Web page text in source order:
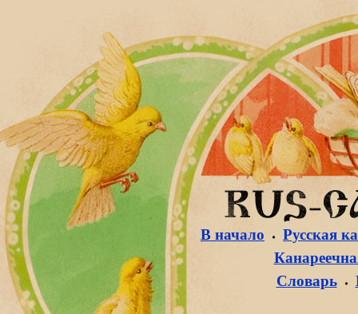
В начало
Русская
Словарь